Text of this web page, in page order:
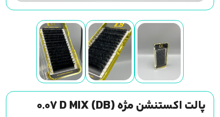
پالت اکستنشن مژه (DB) 0.07 D MIX